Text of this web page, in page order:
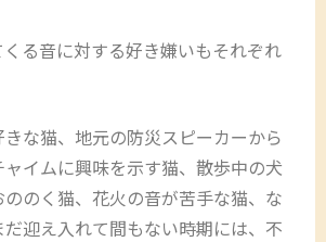
る音に対する好き嫌いもそれぞれ
な猫、地元の防災スピーカーから
イムに興味を示す猫、散歩中の犬
のく猫、花火の音が苦手な猫、な
だ迎え入れて間もない時期には、不